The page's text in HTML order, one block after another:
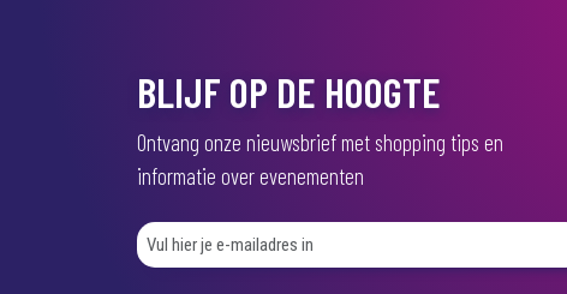
BLIJF OP DE HOOGTE
Ontvang onze nieuwsbrief met shopping tips en
informatie over evenementen